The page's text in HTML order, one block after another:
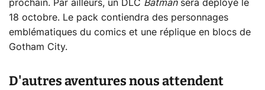
prochain. Par ailleurs, un DLC Batmansera déployé le
18 octobre. Le pack contiendra des personnages
emblématiques du comics et une réplique en blocs de
Gotham City.
D'autres aventures nous attendent